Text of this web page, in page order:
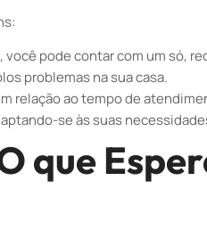
pode contar com um só,
problemas na sua casa.
relação ao tempo de
se às suas
que